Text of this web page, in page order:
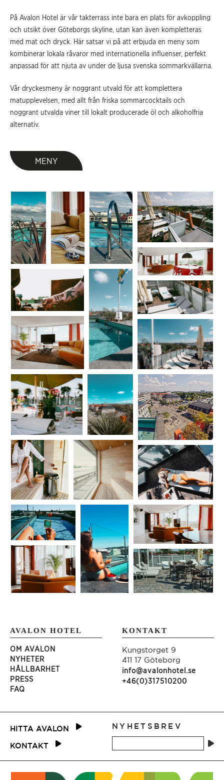
På Avalon Hotel är vår takterrass inte bara en plats för avkoppling
och utsikt över Göteborgs skyline, utan kan även kompletteras
med mat och dryck. Här satsar vi på att erbjuda en meny som
kombinerar lokala råvaror med internationella influenser, perfekt
anpassad för att njuta av under de ljusa svenska sommarkvällarna.
Vår dryckesmeny är noggrant utvald för att komplettera
matupplevelsen, med allt från friska sommarcocktails och
noggrant utvalda viner till lokalt producerade öl och alkoholfria
alternativ.
MENY
AVALON HOTEL
OM AVALON
NYHETER
HÅLLBARHET
PRESS
FAQ
KONTAKT
Kungstorget 9
411 17 Göteborg
info@avalonhotel.se
+46(0)317510200
HITTA AVALON
KONTAKT
NYHETSBREV